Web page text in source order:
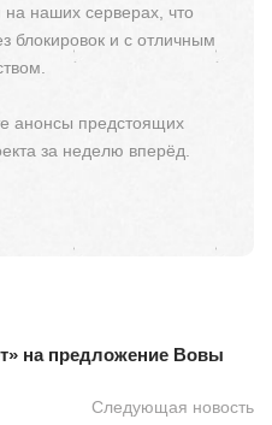
наших серверах, что
блокировок и с отличным
анонсы предстоящих
за неделю вперёд.
на предложение Вовы
Следующая новость